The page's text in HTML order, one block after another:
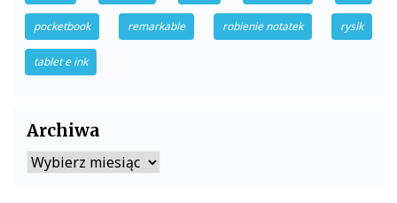
pocketbook remarkable robienie notatek rysik
tablet e ink
Archiwa
Archiwa